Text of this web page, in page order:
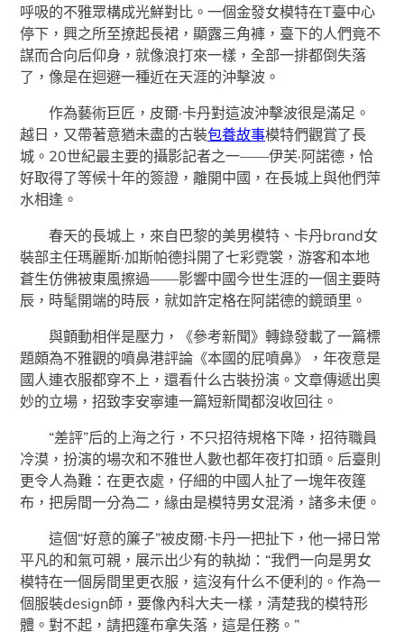
呼吸的不雅眾構成光鮮對比。一個金發女模特在T臺中心
停下，興之所至撩起長裙，顯露三角褲，臺下的人們竟不
謀而合向后仰身，就像浪打來一樣，全部一排都倒失落
了，像是在迴避一種近在天涯的沖擊波。
作為藝術巨匠，皮爾·卡丹對這波沖擊波很是滿足。
越日，又帶著意猶未盡的古裝包養故事模特們觀賞了長
城。20世紀最主要的攝影記者之一——伊芙·阿諾德，恰
好取得了等候十年的簽證，離開中國，在長城上與他們萍
水相逢。
春天的長城上，來自巴黎的美男模特、卡丹brand女
裝部主任瑪麗斯·加斯帕德抖開了七彩霓裳，游客和本地
蒼生仿佛被東風擦過——影響中國今世生涯的一個主要時
辰，時髦開端的時辰，就如許定格在阿諾德的鏡頭里。
與顫動相伴是壓力，《參考新聞》轉錄發載了一篇標
題頗為不雅觀的噴鼻港評論《本國的屁噴鼻》，年夜意是
國人連衣服都穿不上，還看什么古裝扮演。文章傳遞出奧
妙的立場，招致李安寧連一篇短新聞都沒收回往。
“差評”后的上海之行，不只招待規格下降，招待職員
冷漠，扮演的場次和不雅世人數也都年夜打扣頭。后臺則
更令人為難：在更衣處，仔細的中國人扯了一塊年夜篷
布，把房間一分為二，緣由是模特男女混淆，諸多未便。
這個“好意的簾子”被皮爾·卡丹一把扯下，他一掃日常
平凡的和氣可親，展示出少有的執拗：“我們一向是男女
模特在一個房間里更衣服，這沒有什么不便利的。作為一
個服裝design師，要像內科大夫一樣，清楚我的模特形
體。對不起，請把篷布拿失落，這是任務。”